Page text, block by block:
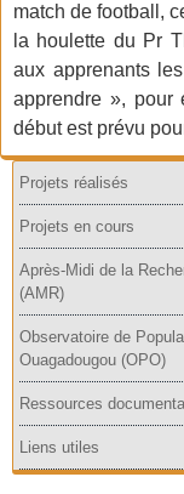
match de football,
la houlette du Pr
aux apprenants
apprendre », pour
début est prévu
Projets réalisés
Projets en cours
Après-Midi de la
(AMR)
Observatoire de
Ouagadougou (OPO)
Ressources
Liens utiles